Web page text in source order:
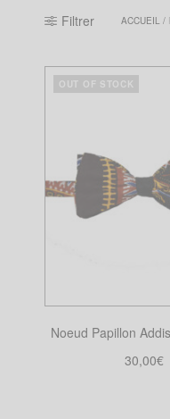
Filtrer ACCUEIL /
OUT OF STOCK
Noeud Papillon
30,00€